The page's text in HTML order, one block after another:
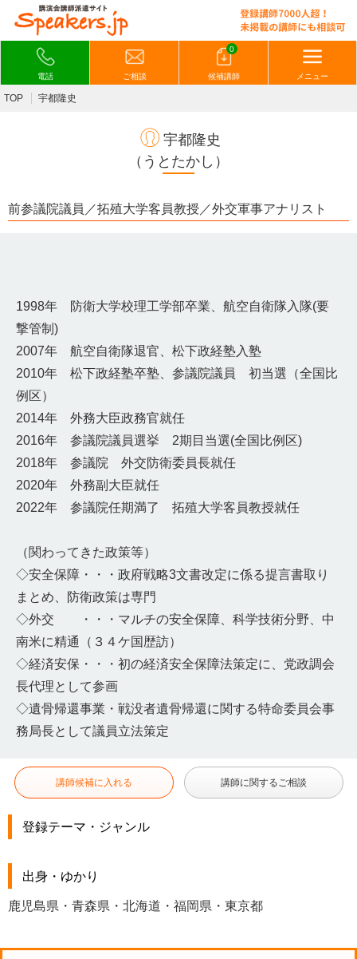
電話 ご相談
0
候補講師 メニュー
TOP 宇都隆史
宇都隆史
（うとたかし）
前参議院議員／拓殖大学客員教授／外交軍事アナリスト
1998年 防衛大学校理工学部卒業、航空自衛隊入隊(要
撃管制)
2007年 航空自衛隊退官、松下政経塾入塾
2010年 松下政経塾卒塾、参議院議員 初当選（全国比
例区）
2014年 外務大臣政務官就任
2016年 参議院議員選挙 2期目当選(全国比例区)
2018年 参議院 外交防衛委員長就任
2020年 外務副大臣就任
2022年 参議院任期満了 拓殖大学客員教授就任
（関わってきた政策等）
◇安全保障・・・政府戦略3文書改定に係る提言書取り
まとめ、防衛政策は専門
◇外交 ・・・マルチの安全保障、科学技術分野、中
南米に精通（３４ケ国歴訪）
◇経済安保・・・初の経済安全保障法策定に、党政調会
長代理として参画
◇遺骨帰還事業・戦没者遺骨帰還に関する特命委員会事
務局長として議員立法策定
講師候補に入れる 講師に関するご相談
登録テーマ・ジャンル
出身・ゆかり
鹿児島県・青森県・北海道・福岡県・東京都